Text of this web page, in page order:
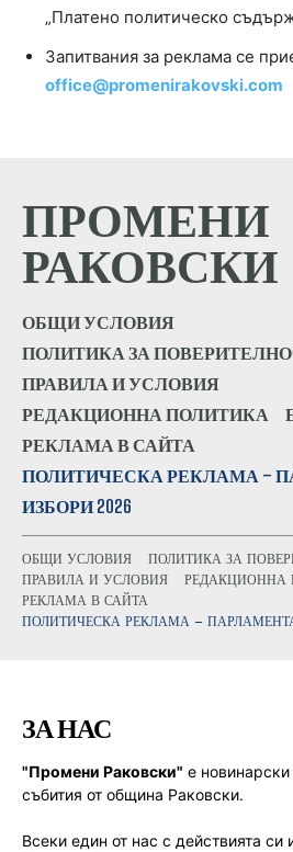
„Платено политическо
Запитвания за реклама се
office@promenirakovski.com
ПРОМЕНИ
РАКОВСКИ
ОБЩИ УСЛОВИЯ
ПОЛИТИКА ЗА
ПРАВИЛА И УСЛОВИЯ
РЕДАКЦИОННА ПОЛИТИКА
РЕКЛАМА В САЙТА
ПОЛИТИЧЕСКА РЕКЛАМА –
ИЗБОРИ 2026
ОБЩИ УСЛОВИЯ
ПОЛИТИКА ЗА
ПРАВИЛА И УСЛОВИЯ
РЕДАКЦИОННА
РЕКЛАМА В САЙТА
ПОЛИТИЧЕСКА РЕКЛАМА –
ЗА НАС
"Промени Раковски" е новинарски
събития от община Раковски.
Всеки един от нас с действията си